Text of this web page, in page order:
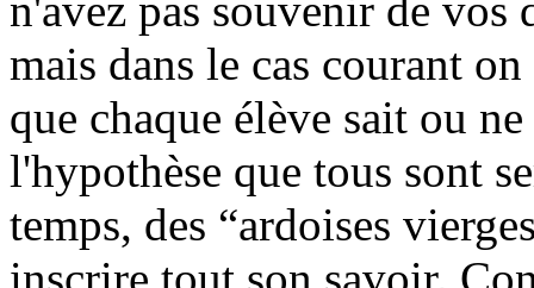
mais dans le cas courant
que chaque élève sait ou
l'hypothèse que tous sont
temps, des “ardoises
inscrire tout son savoir.